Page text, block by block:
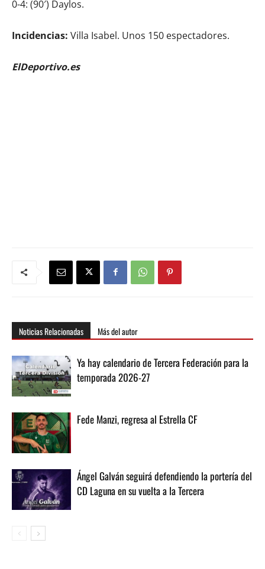
0-4: (90′) Daylos.
Incidencias: Villa Isabel. Unos 150 espectadores.
ElDeportivo.es
Noticias Relacionadas Más del autor
Ya hay calendario de Tercera Federación para la
temporada 2026-27
Fede Manzi, regresa al Estrella CF
Ángel Galván seguirá defendiendo la portería del
CD Laguna en su vuelta a la Tercera